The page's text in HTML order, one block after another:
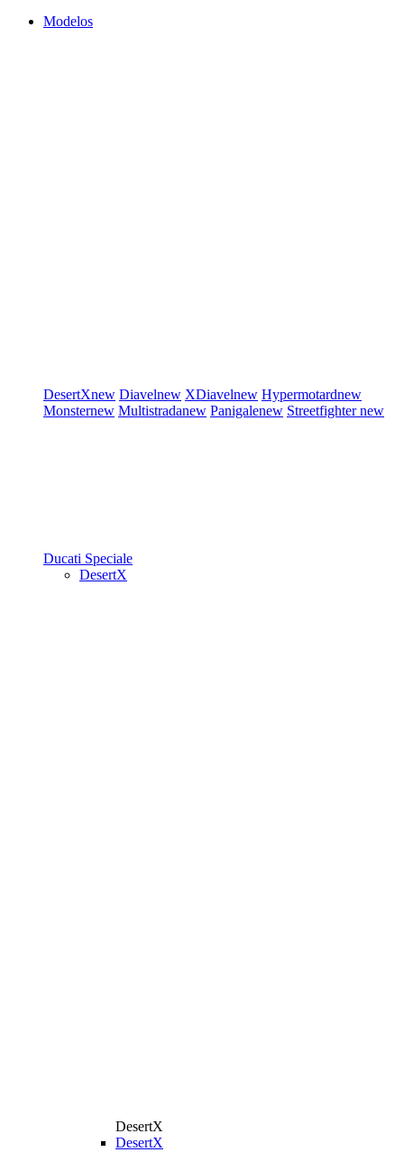
Modelos
DesertXnew Diavelnew XDiavelnew Hypermotardnew
Monsternew Multistradanew Panigalenew Streetfighternew
Ducati Speciale
DesertX
DesertX
DesertX